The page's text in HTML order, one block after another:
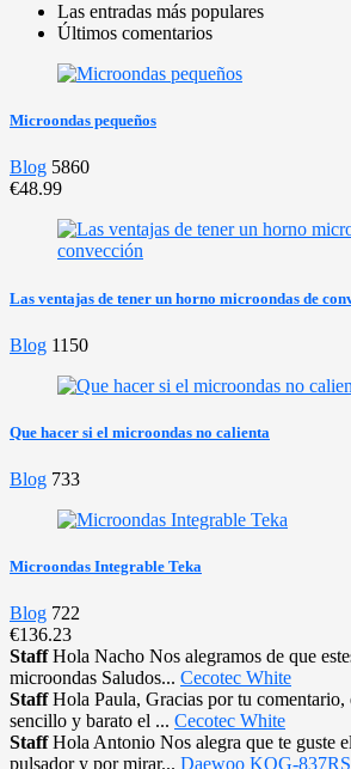
Las entradas más populares
Últimos comentarios
Microondas pequeños
Blog 5860
€48.99
Las ventajas de tener un horno microondas de
Blog 1150
Que hacer si el microondas no calienta
Blog 733
Microondas Integrable Teka
Blog 722
€136.23
StaffHola Nacho Nos alegramos de que
microondas Saludos... Cecotec White
StaffHola Paula, Gracias por tu comentario,
sencillo y barato el ... Cecotec White
StaffHola Antonio Nos alegra que te guste
pulsador y por mirar... Daewoo KOG-837RS